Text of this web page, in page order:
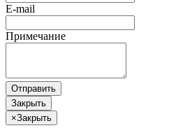
E-mail
Примечание
Отправить
Закрыть
×Закрыть